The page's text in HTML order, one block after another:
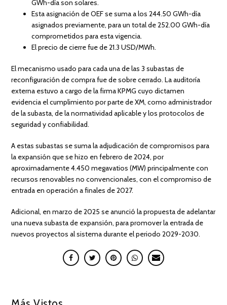
GWh-día son solares.
Esta asignación de OEF se suma a los 244.50 GWh-día
asignados previamente, para un total de 252.00 GWh-día
comprometidos para esta vigencia.
El precio de cierre fue de 21.3 USD/MWh.
El mecanismo usado para cada una de las 3 subastas de
reconfiguración de compra fue de sobre cerrado. La auditoría
externa estuvo a cargo de la firma KPMG cuyo dictamen
evidencia el cumplimiento por parte de XM, como administrador
de la subasta, de la normatividad aplicable y los protocolos de
seguridad y confiabilidad.
A estas subastas se suma la adjudicación de compromisos para
la expansión que se hizo en febrero de 2024, por
aproximadamente 4.450 megavatios (MW) principalmente con
recursos renovables no convencionales, con el compromiso de
entrada en operación a finales de 2027.
Adicional, en marzo de 2025 se anunció la propuesta de adelantar
una nueva subasta de expansión, para promover la entrada de
nuevos proyectos al sistema durante el periodo 2029-2030.